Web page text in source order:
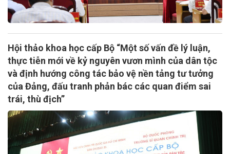
Hội thảo khoa học cấp Bộ “Một số vấn đề lý luận,
thực tiễn mới về kỷ nguyên vươn mình của dân tộc
và định hướng công tác bảo vệ nền tảng tư tưởng
của Đảng, đấu tranh phản bác các quan điểm sai
trái, thù địch”